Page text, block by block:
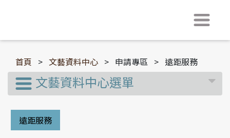
首頁 > 文藝資料中心 > 申請專區 > 遠距服務
文藝資料中心選單
遠距服務